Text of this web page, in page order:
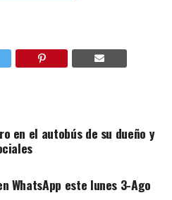
en el autobús de su dueño y
WhatsApp este lunes 3-Ago